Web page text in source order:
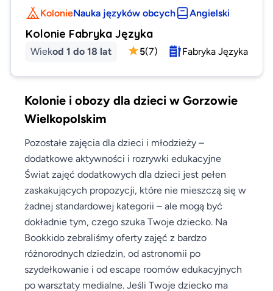
KolonieNauka języków obcych Angielski
Kolonie Fabryka Języka
Wiekod 1 do 18 lat 5(7) Fabryka Języka
Kolonie i obozy dla dzieci w Gorzowie
Wielkopolskim
Pozostałe zajęcia dla dzieci i młodzieży –
dodatkowe aktywności i rozrywki edukacyjne
Świat zajęć dodatkowych dla dzieci jest pełen
zaskakujących propozycji, które nie mieszczą się w
żadnej standardowej kategorii – ale mogą być
dokładnie tym, czego szuka Twoje dziecko. Na
Bookkido zebraliśmy oferty zajęć z bardzo
różnorodnych dziedzin, od astronomii po
szydełkowanie i od escape roomów edukacyjnych
po warsztaty medialne. Jeśli Twoje dziecko ma